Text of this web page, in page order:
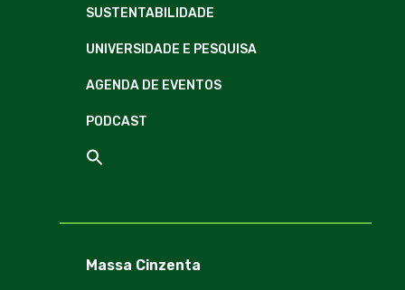
SUSTENTABILIDADE
UNIVERSIDADE E PESQUISA
AGENDA DE EVENTOS
PODCAST
Massa Cinzenta